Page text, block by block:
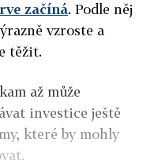
začíná. Podle něj
vzroste a
těžit.
až může
investice ještě
které by mohly